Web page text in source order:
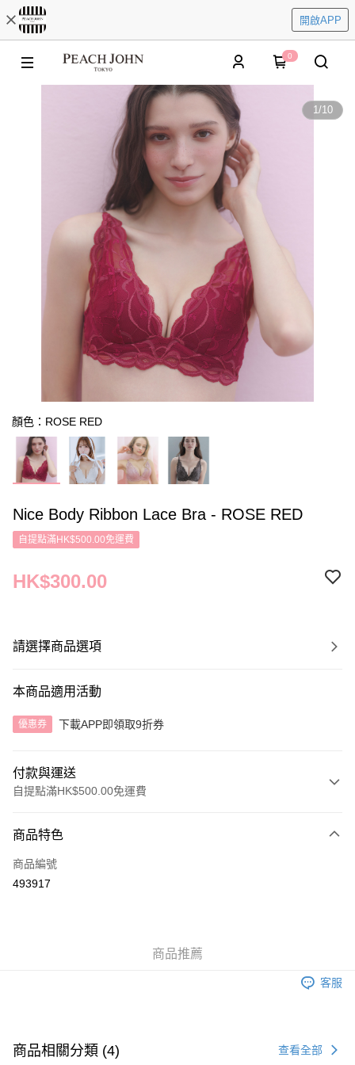
開啟APP
0
1/10
顏色：ROSE RED
Nice Body Ribbon Lace Bra - ROSE RED
自提點滿HK$500.00免運費
HK$300.00
請選擇商品選項
本商品適用活動
優惠券 下載APP即領取9折券
付款與運送
自提點滿HK$500.00免運費
信用卡
AlipayHK
每筆HK$40.00，滿HK$500.00或以上免運費
每筆HK$40.00，滿HK$500.00或以上免運費
商品特色
商品編號
493917
商品推薦
客服
商品相關分類 (4) 查看全部